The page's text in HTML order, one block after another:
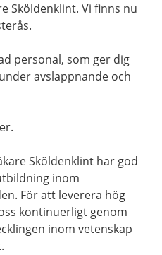
Sköldenklint. Vi finns nu
personal, som ger dig
avslappnande och
Sköldenklint har god
inom
För att leverera hög
kontinuerligt genom
inom vetenskap